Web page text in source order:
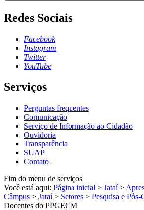
Redes Sociais
Facebook
Instagram
Twitter
YouTube
Serviços
Perguntas frequentes
Comunicação
Serviço de Informação ao Cidadão
Ouvidoria
Transparência
SUAP
Contato
Fim do menu de serviços
Você está aqui: Página inicial > Jataí >
Câmpus > Jataí > Setores > Pesquisa e Pós-
Docentes do PPGECM